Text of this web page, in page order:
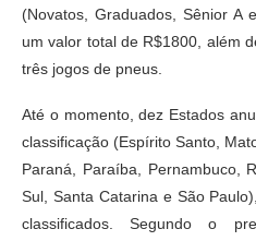
(Novatos, Graduados, Sênior A
um valor total de R$1800, além
três jogos de pneus.
Até o momento, dez Estados
classificação (Espírito Santo,
Paraná, Paraíba, Pernambuco,
Sul, Santa Catarina e São
classificados. Segundo o